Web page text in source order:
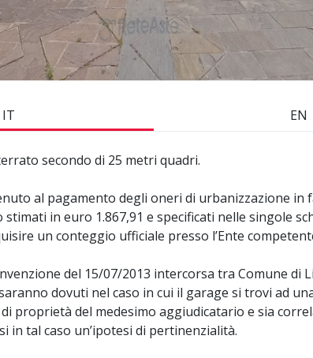
IT EN
secondo di 25 metri quadri.
al pagamento degli oneri di urbanizzazione in
stimati in euro 1.867,91 e specificati nelle singole
un conteggio ufficiale presso l’Ente
del 15/07/2013 intercorsa tra Comune di
dovuti nel caso in cui il garage si trovi ad
proprietà del medesimo aggiudicatario e sia
in tal caso un’ipotesi di pertinenzialità.